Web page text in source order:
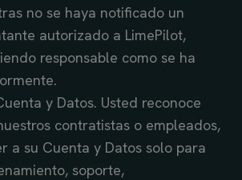
no se haya notificado un
autorizado a LimePilot,
responsable como se ha
y Datos. Usted reconoce
contratistas o empleados,
a su Cuenta y Datos solo para
soporte,